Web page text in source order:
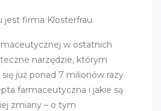
jest firma Klosterfrau.
w ostatnich
narzędzie, którym
już ponad 7 milionów razy.
farmaceutyczna i jakie są
zmiany – o tym